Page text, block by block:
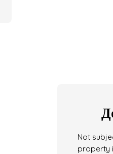
Not
property